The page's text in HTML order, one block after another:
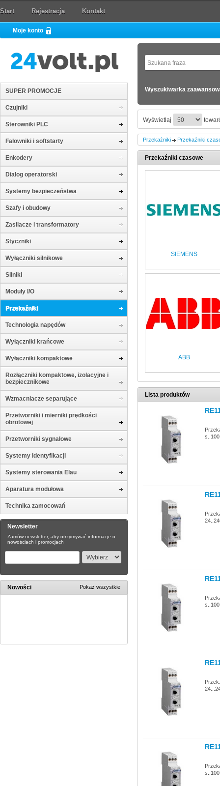
Start Rejestracja Kontakt
Moje konto
SUPER PROMOCJE
Czujniki
Sterowniki PLC
Falowniki i softstarty
Enkodery
Dialog operatorski
Systemy bezpieczeństwa
Szafy i obudowy
Zasilacze i transformatory
Styczniki
Wyłączniki silnikowe
Silniki
Moduły I/O
Przekaźniki
Technologia napędów
Wyłączniki krańcowe
Wyłączniki kompaktowe
Rozłączniki kompaktowe, izolacyjne i
bezpiecznikowe
Wzmacniacze separujące
Przetworniki i mierniki prędkości
obrotowej
Przetworniki sygnałowe
Systemy identyfikacji
Systemy sterowania Elau
Aparatura modułowa
Technika zamocowań
Newsletter
Zamów newsletter, aby otrzymywać informacje o
nowościach i promocjach
Nowości Pokaż wszystkie
Wyszukiwarka
Wyświetlaj
Przekaźniki Przekaźniki
Przekaźniki czasowe
SIEMENS
ABB
Lista produktów